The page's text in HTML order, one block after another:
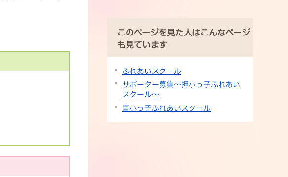
このページを見た人はこんなページ
も見ています
ふれあいスクール
サポーター募集〜押小っ子ふれあい
スクール〜
喜小っ子ふれあいスクール